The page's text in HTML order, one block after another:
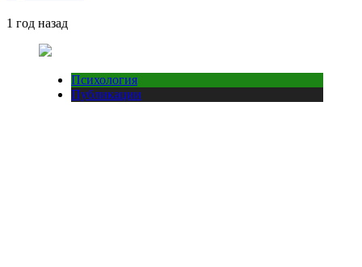
1 год назад
Психология
Публикации